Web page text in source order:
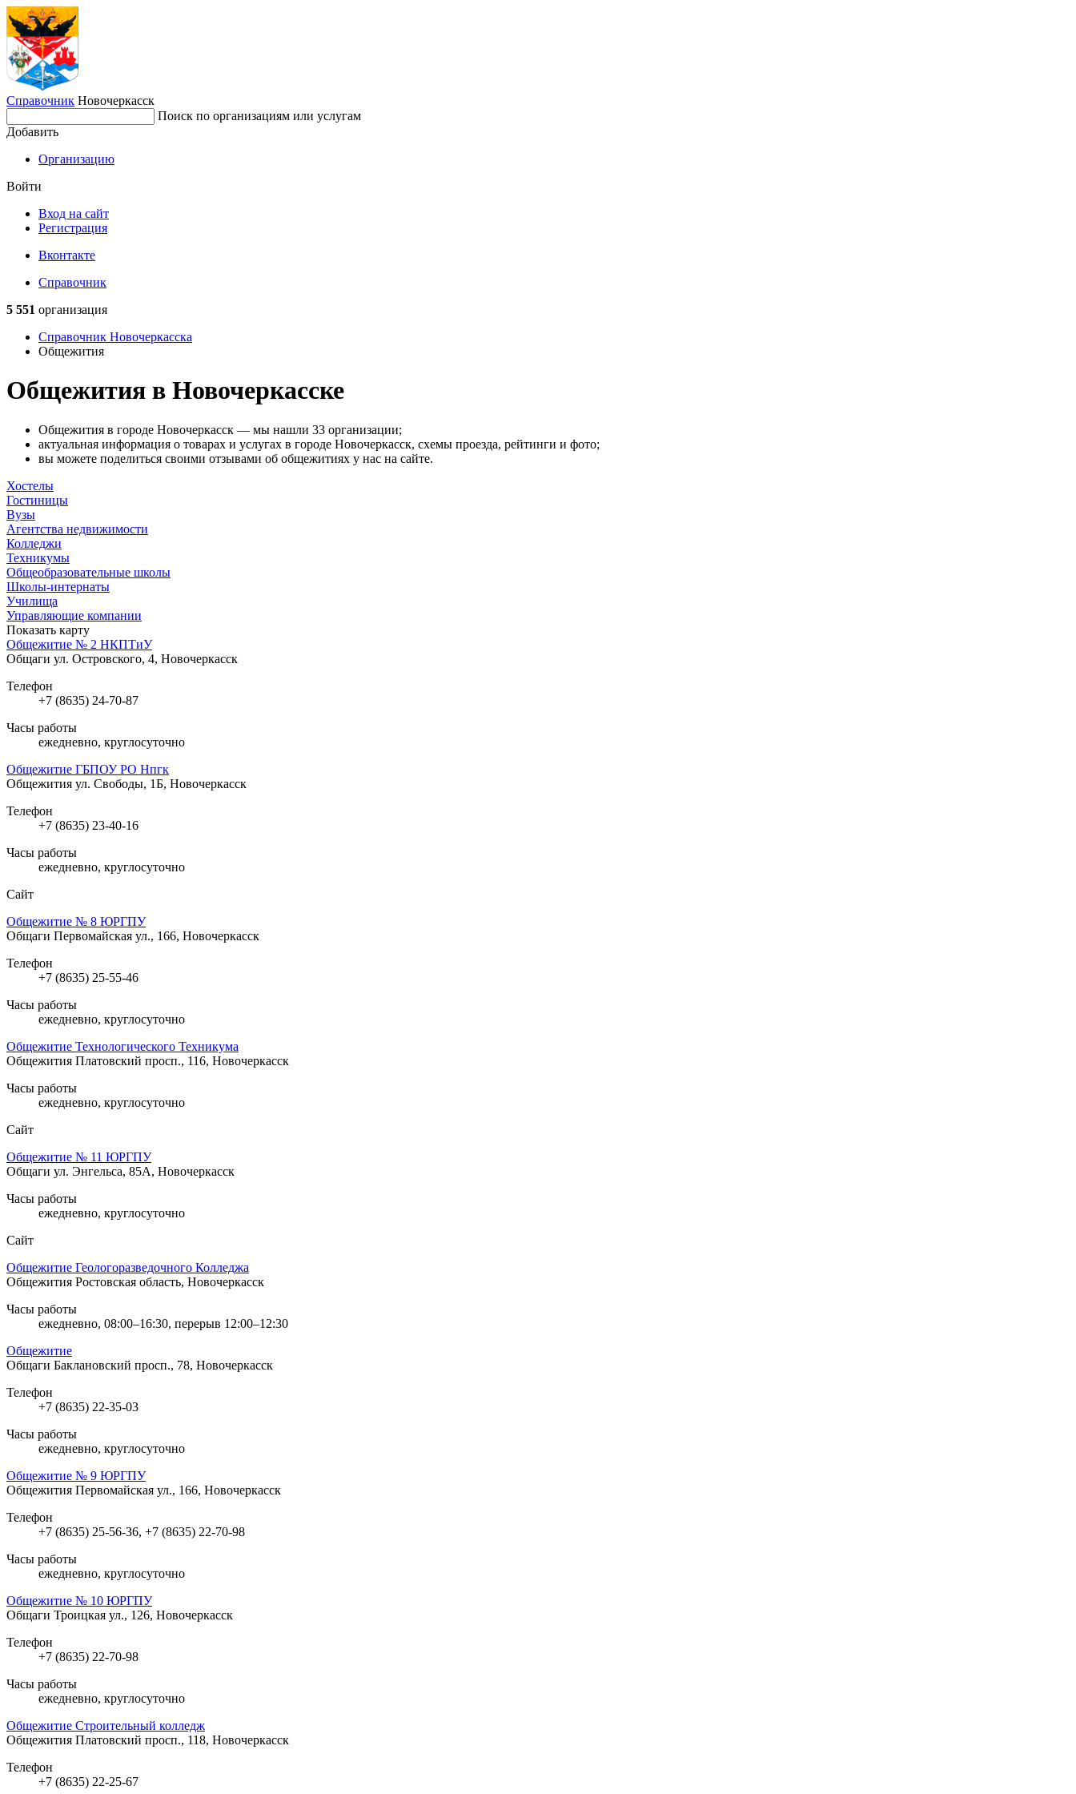
Справочник Новочеркасск
Поиск по организациям или услугам
Добавить
Организацию
Войти
Вход на сайт
Регистрация
Вконтакте
Справочник
5 551 организация
Справочник Новочеркасска
Общежития
Общежития в Новочеркасске
Общежития в городе Новочеркасск — мы нашли 33 организации;
актуальная информация о товарах и услугах в городе Новочеркасск, схемы проезда, рейтинги и фото;
вы можете поделиться своими отзывами об общежитиях у нас на сайте.
Хостелы
Гостиницы
Вузы
Агентства недвижимости
Колледжи
Техникумы
Общеобразовательные школы
Школы-интернаты
Училища
Управляющие компании
Показать карту
Общежитие № 2 НКПТиУ
Общаги ул. Островского, 4, Новочеркасск
Телефон
+7 (8635) 24-70-87
Часы работы
ежедневно, круглосуточно
Общежитие ГБПОУ РО Нпгк
Общежития ул. Свободы, 1Б, Новочеркасск
Телефон
+7 (8635) 23-40-16
Часы работы
ежедневно, круглосуточно
Сайт
Общежитие № 8 ЮРГПУ
Общаги Первомайская ул., 166, Новочеркасск
Телефон
+7 (8635) 25-55-46
Часы работы
ежедневно, круглосуточно
Общежитие Технологического Техникума
Общежития Платовский просп., 116, Новочеркасск
Часы работы
ежедневно, круглосуточно
Сайт
Общежитие № 11 ЮРГПУ
Общаги ул. Энгельса, 85А, Новочеркасск
Часы работы
ежедневно, круглосуточно
Сайт
Общежитие Геологоразведочного Колледжа
Общежития Ростовская область, Новочеркасск
Часы работы
ежедневно, 08:00–16:30, перерыв 12:00–12:30
Общежитие
Общаги Баклановский просп., 78, Новочеркасск
Телефон
+7 (8635) 22-35-03
Часы работы
ежедневно, круглосуточно
Общежитие № 9 ЮРГПУ
Общежития Первомайская ул., 166, Новочеркасск
Телефон
+7 (8635) 25-56-36, +7 (8635) 22-70-98
Часы работы
ежедневно, круглосуточно
Общежитие № 10 ЮРГПУ
Общаги Троицкая ул., 126, Новочеркасск
Телефон
+7 (8635) 22-70-98
Часы работы
ежедневно, круглосуточно
Общежитие Строительный колледж
Общежития Платовский просп., 118, Новочеркасск
Телефон
+7 (8635) 22-25-67